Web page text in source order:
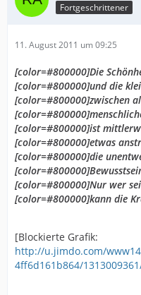
Fortgeschrittener
11. August 2011 um 09:25
[color=#800000]Die
[color=#800000]und die
[color=#800000]zwischen
[color=#800000]ist
[color=#800000]etwas
[color=#800000]die
[color=#800000]Nur wer
[color=#800000]kann die
[Blockierte Grafik:
http://u.jimdo.com/
4ff6d161b864/